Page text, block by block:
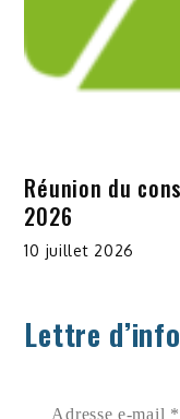
Réunion du
2026
10 juillet 2026
Lettre